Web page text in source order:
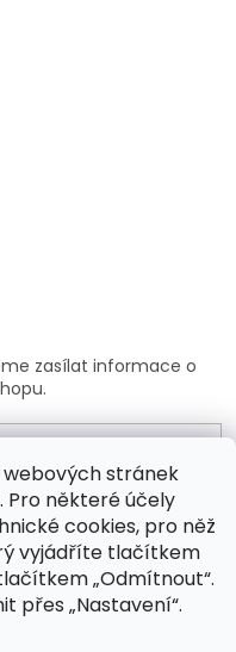
stránek
Pro některé účely
cookies, pro něž
vyjádříte tlačítkem
„Odmítnout“.
přes „Nastavení“.
zasílat informace o
podmínkami .